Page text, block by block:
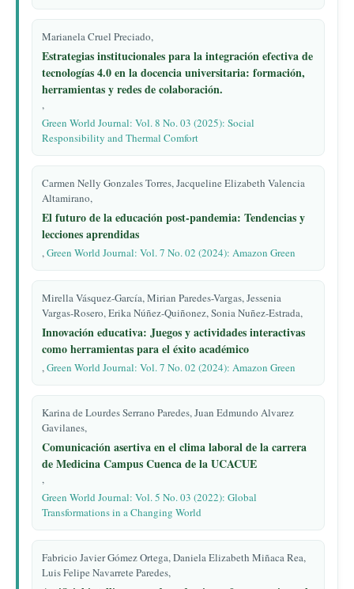
Marianela Cruel Preciado,
Estrategias institucionales para la integración efectiva de
tecnologías 4.0 en la docencia universitaria: formación,
herramientas y redes de colaboración.
,
Green World Journal: Vol. 8 No. 03 (2025): Social
Responsibility and Thermal Comfort
Carmen Nelly Gonzales Torres, Jacqueline Elizabeth Valencia
Altamirano,
El futuro de la educación post-pandemia: Tendencias y
lecciones aprendidas
,Green World Journal: Vol. 7 No. 02 (2024): Amazon Green
Mirella Vásquez-García, Mirian Paredes-Vargas, Jessenia
Vargas-Rosero, Erika Núñez-Quiñonez, Sonia Nuñez-Estrada,
Innovación educativa: Juegos y actividades interactivas
como herramientas para el éxito académico
,Green World Journal: Vol. 7 No. 02 (2024): Amazon Green
Karina de Lourdes Serrano Paredes, Juan Edmundo Alvarez
Gavilanes,
Comunicación asertiva en el clima laboral de la carrera
de Medicina Campus Cuenca de la UCACUE
,
Green World Journal: Vol. 5 No. 03 (2022): Global
Transformations in a Changing World
Fabricio Javier Gómez Ortega, Daniela Elizabeth Miñaca Rea,
Luis Felipe Navarrete Paredes,